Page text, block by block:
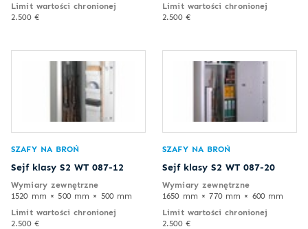
Limit wartości chronionej
2.500 €
Limit wartości chronionej
2.500 €
SZAFY NA BROŃ
Sejf klasy S2 WT 087-12
Wymiary zewnętrzne
1520 mm × 500 mm × 500 mm
Limit wartości chronionej
2.500 €
SZAFY NA BROŃ
Sejf klasy S2 WT 087-20
Wymiary zewnętrzne
1650 mm × 770 mm × 600 mm
Limit wartości chronionej
2.500 €